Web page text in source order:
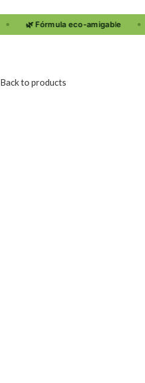
Back to products